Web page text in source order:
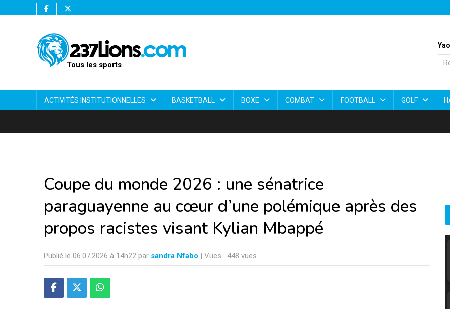
Tous les sports
ACTIVITÉS INSTITUTIONNELLES BASKETBALL BOXE COMBAT FOOTBALL GOLF
Coupe du monde 2026 : une sénatrice
paraguayenne au cœur d’une polémique après des
propos racistes visant Kylian Mbappé
Publié le 06.07.2026 à 14h22 par sandra Nfabo | Vues : 448 vues